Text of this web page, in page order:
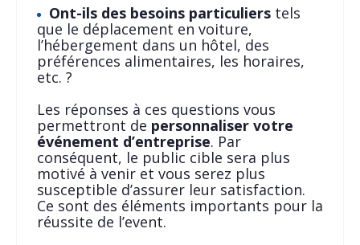
Ont-ils des besoins particuliers tels
que le déplacement en voiture,
l’hébergement dans un hôtel, des
préférences alimentaires, les horaires,
etc. ?
Les réponses à ces questions vous
permettront de personnaliser votre
événement d’entreprise. Par
conséquent, le public cible sera plus
motivé à venir et vous serez plus
susceptible d’assurer leur satisfaction.
Ce sont des éléments importants pour la
réussite de l’event.